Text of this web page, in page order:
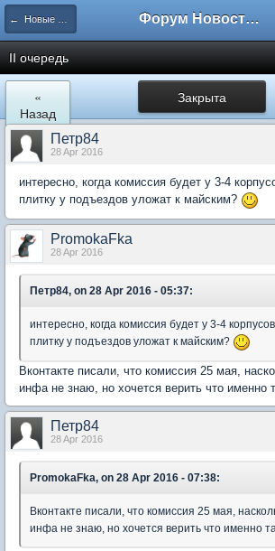
← Новые Водники Форум Новостройки
II очередь
Закрыта
«
Назад
Петр84
28 Apr 2016
интересно, когда комиссия будет у 3-4
плитку у подъездов уложат к майским?
PromokaFka
28 Apr 2016
Петр84, on 28 Apr 2016 - 05:37:
интересно, когда комиссия будет у 3-4
плитку у подъездов уложат к майским?
Вконтакте писали, что комиссия 25 мая,
инфа не знаю, но хочется верить что именно
Петр84
28 Apr 2016
PromokaFka, on 28 Apr 2016 - 07:38:
Вконтакте писали, что комиссия 25 мая,
инфа не знаю, но хочется верить что именно